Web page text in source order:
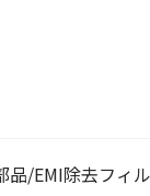
品/EMI除去フィ